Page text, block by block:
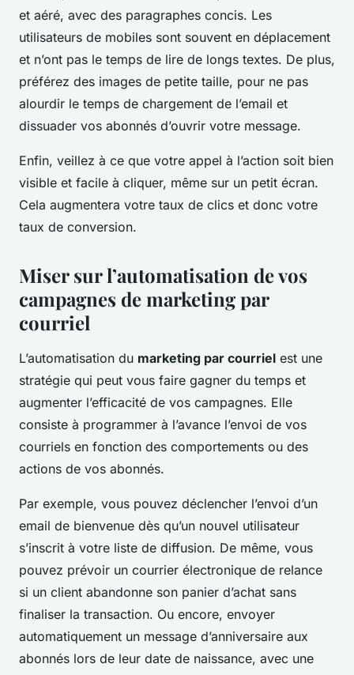
et aéré, avec des paragraphes concis. Les
utilisateurs de mobiles sont souvent en déplacement
et n’ont pas le temps de lire de longs textes. De plus,
préférez des images de petite taille, pour ne pas
alourdir le temps de chargement de l’email et
dissuader vos abonnés d’ouvrir votre message.
Enfin, veillez à ce que votre appel à l’action soit bien
visible et facile à cliquer, même sur un petit écran.
Cela augmentera votre taux de clics et donc votre
taux de conversion.
Miser sur l’automatisation de vos
campagnes de marketing par
courriel
L’automatisation du marketing par courriel est une
stratégie qui peut vous faire gagner du temps et
augmenter l’efficacité de vos campagnes. Elle
consiste à programmer à l’avance l’envoi de vos
courriels en fonction des comportements ou des
actions de vos abonnés.
Par exemple, vous pouvez déclencher l’envoi d’un
email de bienvenue dès qu’un nouvel utilisateur
s’inscrit à votre liste de diffusion. De même, vous
pouvez prévoir un courrier électronique de relance
si un client abandonne son panier d’achat sans
finaliser la transaction. Ou encore, envoyer
automatiquement un message d’anniversaire aux
abonnés lors de leur date de naissance, avec une